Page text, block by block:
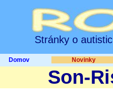
Stránky o
Domov Novinky
Son-